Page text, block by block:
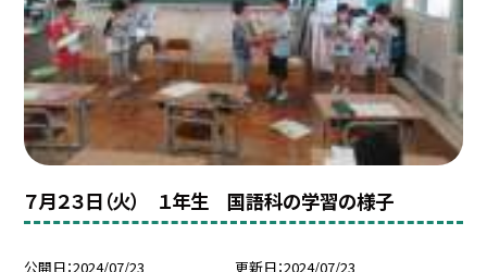
７月２３日（火） １年生 国語科の学習の様子
公開日 2024/07/23 更新日 2024/07/23